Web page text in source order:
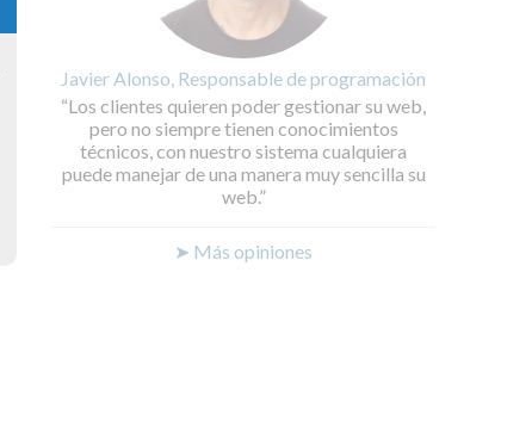
Javier Alonso, Responsable de programación
Los clientes quieren poder gestionar su web,
pero no siempre tienen conocimientos
técnicos, con nuestro sistema cualquiera
puede manejar de una manera muy sencilla su
web.
➤ Más opiniones